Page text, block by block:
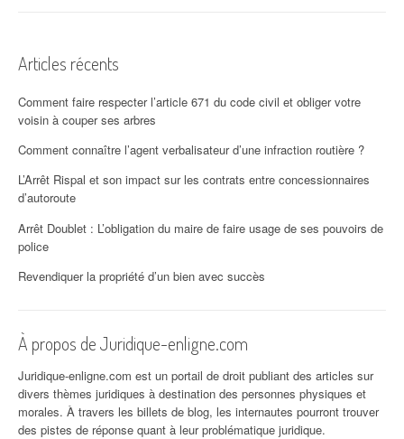
Articles récents
Comment faire respecter l’article 671 du code civil et obliger votre
voisin à couper ses arbres
Comment connaître l’agent verbalisateur d’une infraction routière ?
L’Arrêt Rispal et son impact sur les contrats entre concessionnaires
d’autoroute
Arrêt Doublet : L’obligation du maire de faire usage de ses pouvoirs de
police
Revendiquer la propriété d’un bien avec succès
À propos de Juridique-enligne.com
Juridique-enligne.com est un portail de droit publiant des articles sur
divers thèmes juridiques à destination des personnes physiques et
morales. À travers les billets de blog, les internautes pourront trouver
des pistes de réponse quant à leur problématique juridique.